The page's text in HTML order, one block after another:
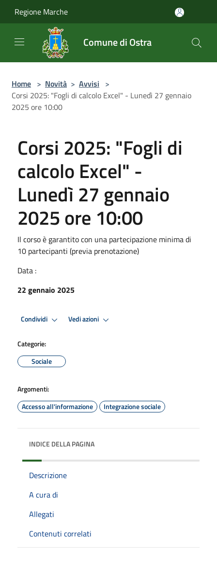
Regione Marche
Comune di Ostra
Home > Novità > Avvisi >
Corsi 2025: "Fogli di calcolo Excel" - Lunedì 27 gennaio
2025 ore 10:00
Corsi 2025: "Fogli di
calcolo Excel" -
Lunedì 27 gennaio
2025 ore 10:00
Il corso è garantito con una partecipazione minima di
10 partecipanti (previa prenotazione)
Data :
22 gennaio 2025
Condividi Vedi azioni
Categorie:
Sociale
Argomenti:
Accesso all'informazione
Integrazione sociale
INDICE DELLA PAGINA
Descrizione
A cura di
Allegati
Contenuti correlati